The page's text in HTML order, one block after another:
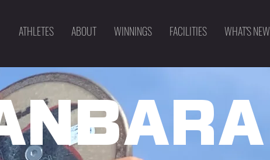
ATHLETES ABOUT WINNINGS FACILITIES WHAT'S NEW